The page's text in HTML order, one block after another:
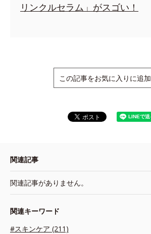
リンクルセラム」がスゴい！
この記事をお気に入りに追加
関連記事
関連記事がありません。
関連キーワード
#スキンケア (211)